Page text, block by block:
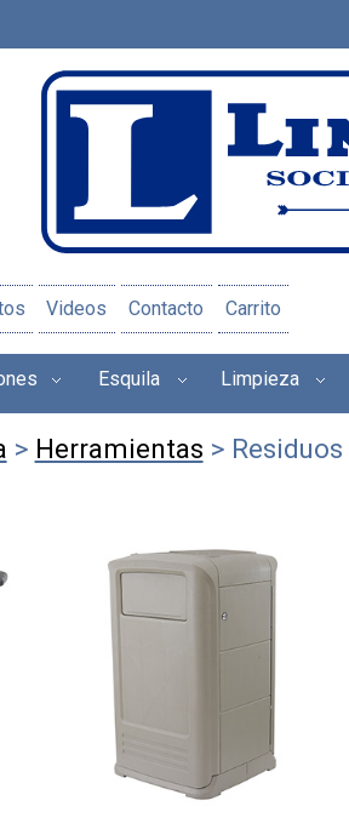
Videos Contacto Carrito
Esquila Limpieza
> Herramientas > Residuos